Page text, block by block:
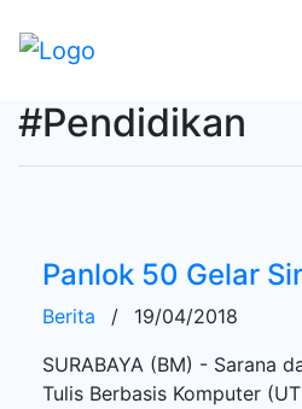
#Pendidikan
Panlok 50 Gelar
Berita /
19/04/2018
SURABAYA (BM) - Sarana
Tulis Berbasis Komputer